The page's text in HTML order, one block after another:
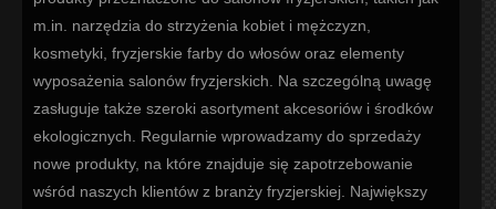
m.in. narzędzia do strzyżenia kobiet i mężczyzn,
kosmetyki, fryzjerskie farby do włosów oraz elementy
wyposażenia salonów fryzjerskich. Na szczególną uwagę
zasługuje także szeroki asortyment akcesoriów i środków
ekologicznych. Regularnie wprowadzamy do sprzedaży
nowe produkty, na które znajduje się zapotrzebowanie
wśród naszych klientów z branży fryzjerskiej. Największy